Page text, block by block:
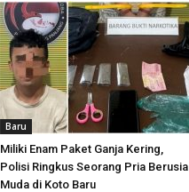
Baru
Miliki Enam Paket Ganja Kering,
Polisi Ringkus Seorang Pria Berusia
Muda di Koto Baru